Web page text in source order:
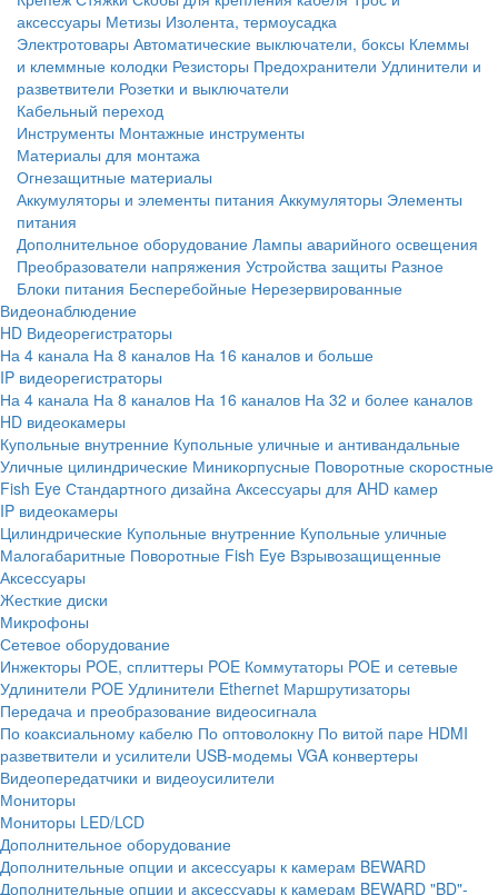
аксессуары Метизы Изолента, термоусадка
Электротовары Автоматические выключатели, боксы Клеммы
и клеммные колодки Резисторы Предохранители Удлинители и
разветвители Розетки и выключатели
Кабельный переход
Инструменты Монтажные инструменты
Материалы для монтажа
Огнезащитные материалы
Аккумуляторы и элементы питания Аккумуляторы Элементы
питания
Дополнительное оборудование Лампы аварийного освещения
Преобразователи напряжения Устройства защиты Разное
Блоки питания Бесперебойные Нерезервированные
Видеонаблюдение
HD Видеорегистраторы
На 4 канала На 8 каналов На 16 каналов и больше
IP видеорегистраторы
На 4 канала На 8 каналов На 16 каналов На 32 и более каналов
HD видеокамеры
Купольные внутренние Купольные уличные и антивандальные
Уличные цилиндрические Миникорпусные Поворотные скоростные
Fish Eye Стандартного дизайна Аксессуары для AHD камер
IP видеокамеры
Цилиндрические Купольные внутренние Купольные уличные
Малогабаритные Поворотные Fish Eye Взрывозащищенные
Аксессуары
Жесткие диски
Микрофоны
Сетевое оборудование
Инжекторы POE, сплиттеры POE Коммутаторы POE и сетевые
Удлинители POE Удлинители Ethernet Маршрутизаторы
Передача и преобразование видеосигнала
По коаксиальному кабелю По оптоволокну По витой паре HDMI
разветвители и усилители USB-модемы VGA конвертеры
Видеопередатчики и видеоусилители
Мониторы
Мониторы LED/LCD
Дополнительное оборудование
Дополнительные опции и аксессуары к камерам BEWARD
Дополнительные опции и аксессуары к камерам BEWARD "BD"-